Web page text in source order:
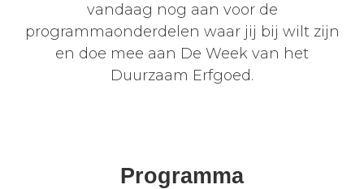
vandaag nog aan voor de
programmaonderdelen waar jij bij wilt zijn
en doe mee aan De Week van het
Duurzaam Erfgoed.
Programma